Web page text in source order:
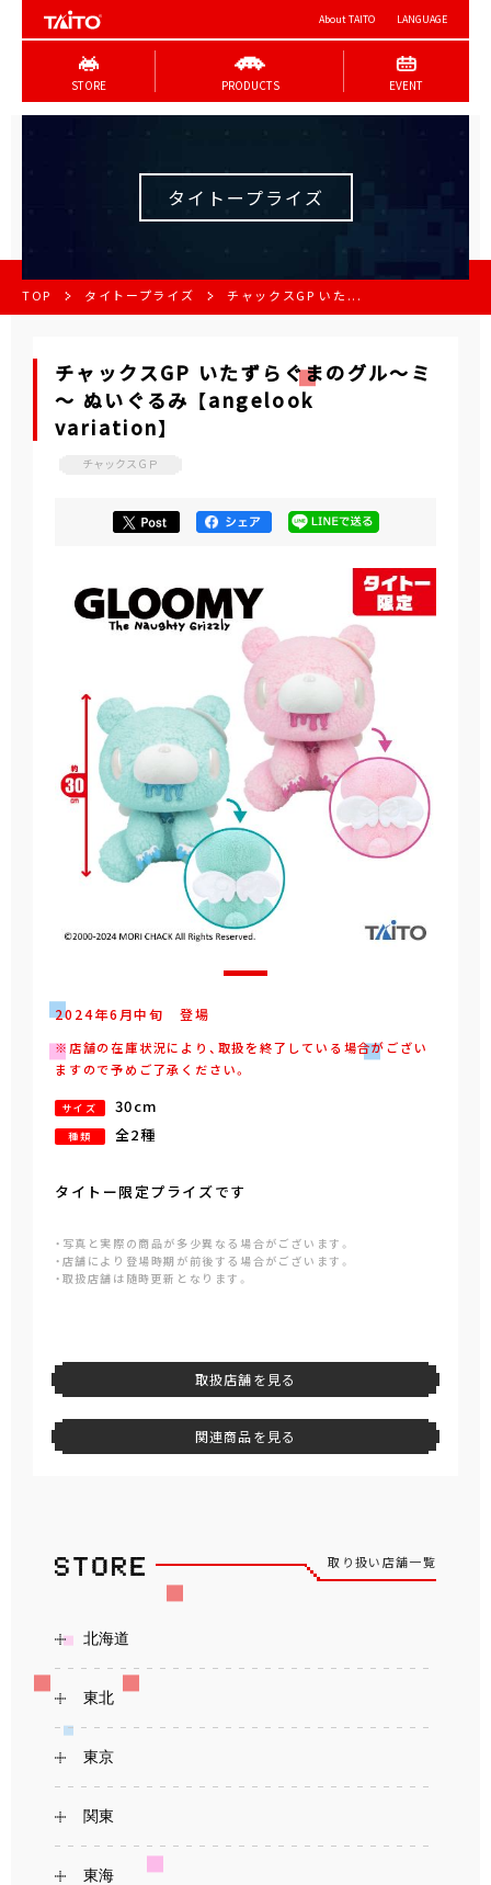
About TAITO LANGUAGE
STORE PRODUCTS EVENT
タイトープライズ
TOP タイトープライズ チャックスGP いた...
チャックスGP いたずらぐまのグル～ミ
～ ぬいぐるみ 【angelook
variation】
チャックスＧＰ
2024年6 月中旬 登場
※店舗の在庫状況により、取扱を終了している場合がござい
ますので予めご了承ください。
サイズ 30cm
種類 全2種
タイトー限定プライズです
・写真と実際の商品が多少異なる場合がございます。
・店舗により登場時期が前後する場合がございます。
・取扱店舗は随時更新となります。
取扱店舗を見る
関連商品を見る
取り扱い店舗一覧
北海道
東北
東京
関東
東海